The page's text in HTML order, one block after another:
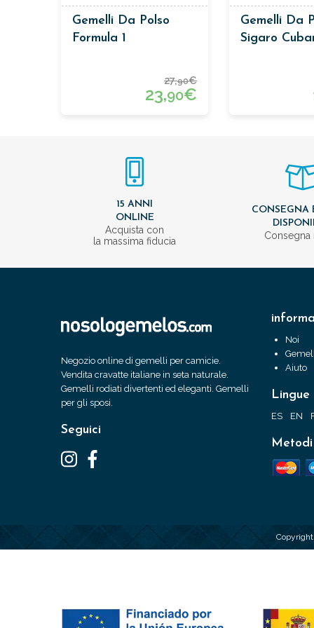
Gemelli Da Polso
Formula 1
27,90€
23,90€
Gemelli Da
Sigaro
15 ANNI
ONLINE
Acquista con
la massima fiducia
CONSEGNA
Consegna
Negozio online di gemelli per camicie.
Vendita cravatte italiane in seta naturale.
Gemelli rodiati divertenti ed eleganti. Gemelli
per gli sposi.
Seguici
Noi
Aiuto
Lingue
ES EN